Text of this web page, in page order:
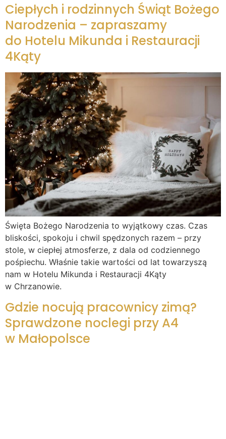
Ciepłych i rodzinnych Świąt Bożego
Narodzenia – zapraszamy
do Hotelu Mikunda i Restauracji
4Kąty
Święta Bożego Narodzenia to wyjątkowy czas. Czas
bliskości, spokoju i chwil spędzonych razem – przy
stole, w ciepłej atmosferze, z dala od codziennego
pośpiechu. Właśnie takie wartości od lat towarzyszą
nam w Hotelu Mikunda i Restauracji 4Kąty
w Chrzanowie.
Gdzie nocują pracownicy zimą?
Sprawdzone noclegi przy A4
w Małopolsce